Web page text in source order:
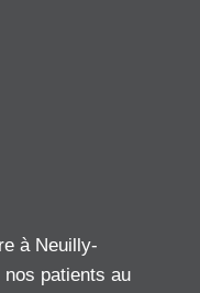
à Neuilly-
patients au